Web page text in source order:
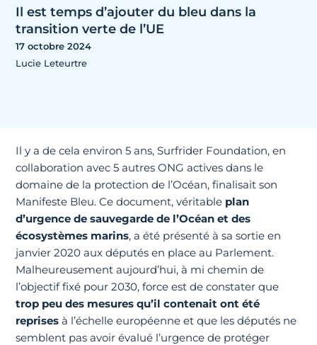
Il est temps d’ajouter du bleu dans la
transition verte de l’UE
17 octobre 2024
Lucie Leteurtre
Il y a de cela environ 5 ans, Surfrider Foundation, en
collaboration avec 5 autres ONG actives dans le
domaine de la protection de l’Océan, finalisait son
Manifeste Bleu. Ce document, véritable plan
d’urgence de sauvegarde de l’Océan et des
écosystèmes marins, a été présenté à sa sortie en
janvier 2020 aux députés en place au Parlement.
Malheureusement aujourd’hui, à mi chemin de
l’objectif fixé pour 2030, force est de constater que
trop peu des mesures qu’il contenait ont été
reprises à l’échelle européenne et que les députés ne
semblent pas avoir évalué l’urgence de protéger